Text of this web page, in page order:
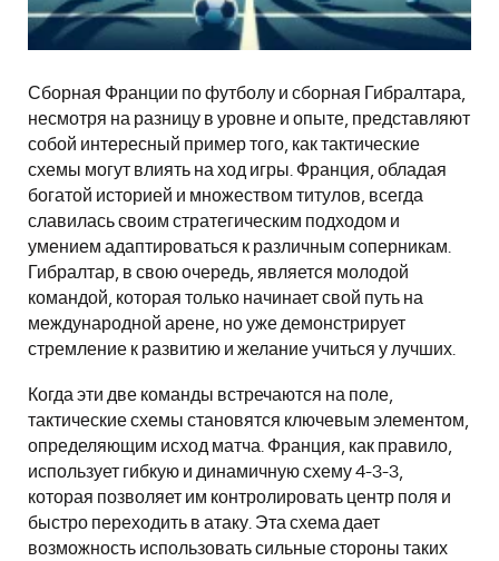
Сборная Франции по футболу и сборная Гибралтара,
несмотря на разницу в уровне и опыте, представляют
собой интересный пример того, как тактические
схемы могут влиять на ход игры. Франция, обладая
богатой историей и множеством титулов, всегда
славилась своим стратегическим подходом и
умением адаптироваться к различным соперникам.
Гибралтар, в свою очередь, является молодой
командой, которая только начинает свой путь на
международной арене, но уже демонстрирует
стремление к развитию и желание учиться у лучших.
Когда эти две команды встречаются на поле,
тактические схемы становятся ключевым элементом,
определяющим исход матча. Франция, как правило,
использует гибкую и динамичную схему 4-3-3,
которая позволяет им контролировать центр поля и
быстро переходить в атаку. Эта схема дает
возможность использовать сильные стороны таких